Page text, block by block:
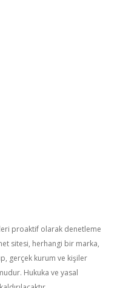
proaktif olarak denetleme
sitesi, herhangi bir marka,
gerçek kurum ve kişiler
Hukuka ve yasal